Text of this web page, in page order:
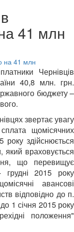
41 млн
Чернівців
40,8 млн. грн.
бюджету –
звертає увагу
щомісячних
року здійснюється
який враховується
що перевищує
грудні 2015 року
авансові
відповідно до п.
1 січня 2015 року
положення"